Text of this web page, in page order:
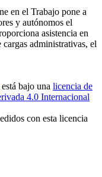
en el Trabajo pone a
y autónomos el
asistencia en
administrativas, el
está bajo una licencia de
4.0 Internacional
con esta licencia